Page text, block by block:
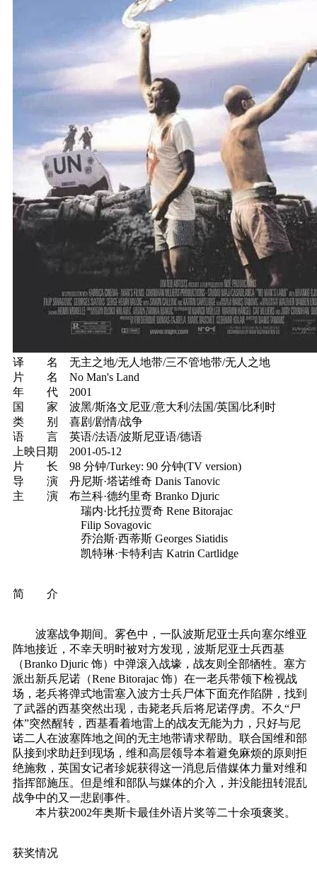
译 名 无主之地/无人地带/三不管地带/无人之地
片 名 No Man's Land
年 代 2001
国 家 波黑/斯洛文尼亚/意大利/法国/英国/比利时
类 别 喜剧/剧情/战争
语 言 英语/法语/波斯尼亚语/德语
上映日期 2001-05-12
片 长 98 分钟/Turkey: 90 分钟(TV version)
导 演 丹尼斯·塔诺维奇 Danis Tanovic
主 演 布兰科·德约里奇 Branko Djuric
瑞内·比托拉贾奇 Rene Bitorajac
Filip Sovagovic
乔治斯·西蒂斯 Georges Siatidis
凯特琳·卡特利吉 Katrin Cartlidge
简 介
波塞战争期间。雾色中，一队波斯尼亚士兵向塞尔维亚
阵地接近，不幸天明时被对方发现，波斯尼亚士兵西基
（Branko Djuric 饰）中弹滚入战壕，战友则全部牺牲。塞方
派出新兵尼诺（Rene Bitorajac 饰）在一老兵带领下检视战
场，老兵将弹式地雷塞入波方士兵尸体下面充作陷阱，找到
了武器的西基突然出现，击毙老兵后将尼诺俘虏。不久“尸
体”突然醒转，西基看着地雷上的战友无能为力，只好与尼
诺二人在波塞阵地之间的无主地带请求帮助。联合国维和部
队接到求助赶到现场，维和高层领导本着避免麻烦的原则拒
绝施救，英国女记者珍妮获得这一消息后借媒体力量对维和
指挥部施压。但是维和部队与媒体的介入，并没能扭转混乱
战争中的又一悲剧事件。
本片获2002年奥斯卡最佳外语片奖等二十余项褒奖。
获奖情况